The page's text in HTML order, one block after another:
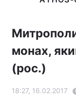
монах,
(рос.)
18:27, 16.02.2017